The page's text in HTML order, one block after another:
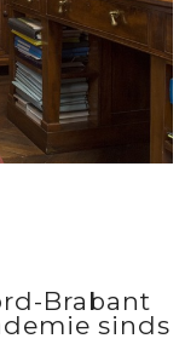
Brabant
sinds